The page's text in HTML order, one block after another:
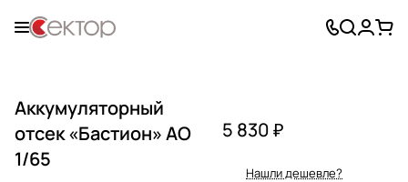
Аккумуляторный
отсек «Бастион» АО
1/65
5 830 ₽
Нашли дешевле?